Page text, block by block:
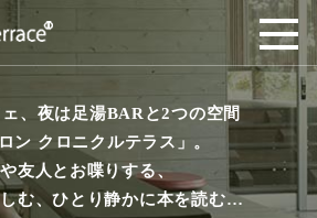
、夜は足湯BARと2つの空間
ン クロニクルテラス」。
友人とお喋りする、
む、ひとり静かに本を読む…